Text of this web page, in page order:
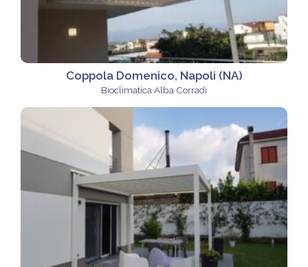
Coppola Domenico, Napoli (NA)
Bioclimatica Alba Corradi